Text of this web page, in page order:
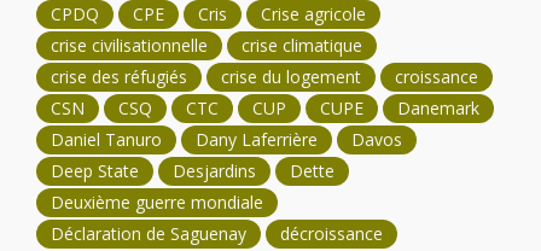
CPDQ
CPE Cris
Crise agricole
crise civilisationnelle
crise climatique
crise des réfugiés
crise du logement
croissance
CSN
CSQ CTC CUP CUPE
Danemark
Daniel Tanuro
Dany Laferrière
Davos
Deep State
Desjardins
Dette
Deuxième guerre mondiale
Déclaration de Saguenay
décroissance